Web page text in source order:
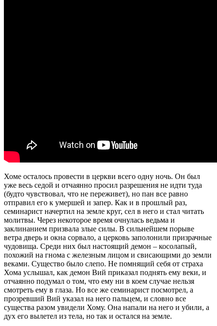
Хоме осталось провести в церкви всего одну ночь. Он был
уже весь седой и отчаянно просил разрешения не идти туда
(будто чувствовал, что не переживет), но пан все равно
отправил его к умершей и запер. Как и в прошлый раз,
семинарист начертил на земле круг, сел в него и стал читать
молитвы. Через некоторое время очнулась ведьма и
заклинанием призвала злые силы. В сильнейшем порыве
ветра дверь и окна сорвало, а церковь заполонили призрачные
чудовища. Среди них был настоящий демон – косолапый,
похожий на гнома с железным лицом и свисающими до земли
веками. Существо было слепо. Не помнящий себя от страха
Хома услышал, как демон Вий приказал поднять ему веки, и
отчаянно подумал о том, что ему ни в коем случае нельзя
смотреть ему в глаза. Но все же семинарист посмотрел, а
прозревший Вий указал на него пальцем, и словно все
существа разом увидели Хому. Она напали на него и убили, а
дух его вылетел из тела, но так и остался на земле.